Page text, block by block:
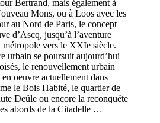
Bertrand, mais également à
Mons, ou à Loos avec les
au Nord de Paris, le concept
d’Ascq, jusqu’à l’aventure
vers le XXIe siècle.
urbain se poursuit aujourd’hui
le renouvellement urbain
oeuvre actuellement dans
le Bois Habité, le quartier de
Deûle ou encore la reconquête
abords de la Citadelle …